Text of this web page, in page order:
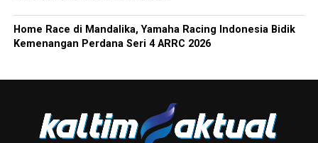
Home Race di Mandalika, Yamaha Racing Indonesia Bidik
Kemenangan Perdana Seri 4 ARRC 2026